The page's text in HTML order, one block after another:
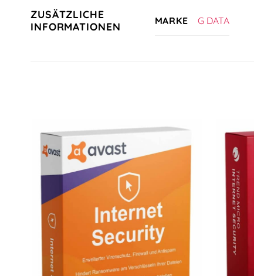
ZUSÄTZLICHE
INFORMATIONEN
MARKE G DATA